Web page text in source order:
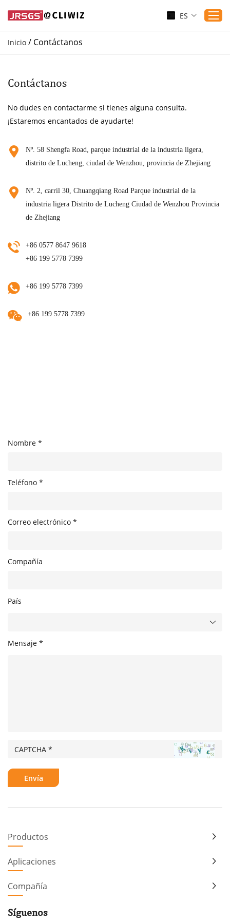
Sustenibilidad
Blogs
Sobre nosotros
ES
Inicio / Contáctanos
Contáctanos
No dudes en contactarme si tienes alguna consulta.
¡Estaremos encantados de ayudarte!
Nº. 58 Shengfa Road, parque industrial de la industria ligera,
distrito de Lucheng, ciudad de Wenzhou, provincia de Zhejiang
Nº. 2, carril 30, Chuangqiang Road Parque industrial de la
industria ligera Distrito de Lucheng Ciudad de Wenzhou Provincia
de Zhejiang
+86 0577 8647 9618
+86 199 5778 7399
+86 199 5778 7399
+86 199 5778 7399
Nombre *
Teléfono *
Correo electrónico *
Compañía
País
Mensaje *
Síguenos
Productos
Aplicaciones
Compañía